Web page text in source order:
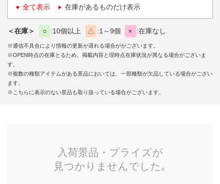
全て表示 在庫があるものだけ表示
＜在庫＞ ○ 10個以上 △ 1～9個 × 在庫なし
※通信不具合により情報の更新が遅れる場合ががございます。
※OPEN時点の在庫とるため、掲載内容と現時点在庫状況が異なる場合がございま
す。
※複数の種類アイテムがある景品においては、一部種類が欠品している場合がござい
ます。
※こちらに表示のない景品も取り扱っている場合がございます。